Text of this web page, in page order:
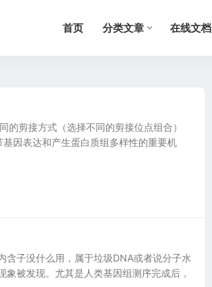
首页 分类文章 在线文档
剪接方式（选择不同的剪接位点组合）
因表达和产生蛋白质组多样性的重要机
含子没什么用，属于垃圾DNA或者说分子水
被发现。尤其是人类基因组测序完成后，